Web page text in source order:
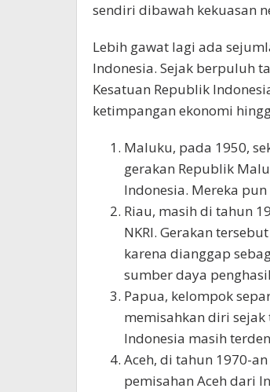
sendiri dibawah kekuasan
Lebih gawat lagi ada
Indonesia. Sejak berpuluh
Kesatuan Republik
ketimpangan ekonomi
Maluku, pada 1950,
gerakan Republik
Indonesia. Mereka
Riau, masih di tahun
NKRI. Gerakan
karena dianggap
sumber daya
Papua, kelompok
memisahkan diri
Indonesia masih
Aceh, di tahun 1970-
pemisahan Aceh dari